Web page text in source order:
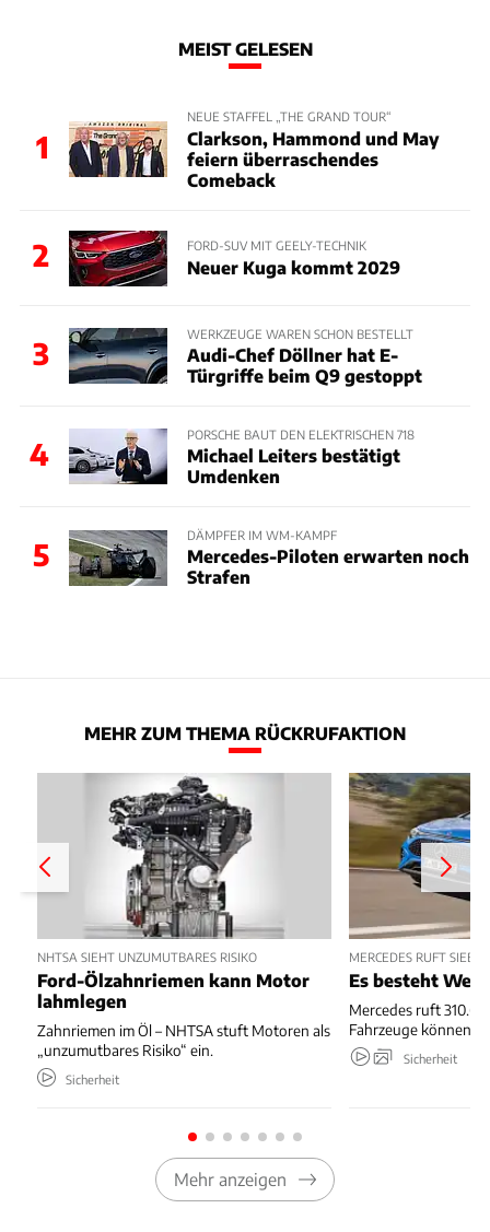
MEIST GELESEN
1
NEUE STAFFEL „THE GRAND TOUR“
Clarkson, Hammond und May
feiern überraschendes
Comeback
2 FORD-SUV MIT GEELY-TECHNIK
Neuer Kuga kommt 2029
3
WERKZEUGE WAREN SCHON BESTELLT
Audi-Chef Döllner hat E-
Türgriffe beim Q9 gestoppt
4
PORSCHE BAUT DEN ELEKTRISCHEN 718
Michael Leiters bestätigt
Umdenken
5
DÄMPFER IM WM-KAMPF
Mercedes-Piloten erwarten noch
Strafen
MEHR ZUM THEMA RÜCKRUFAKTION
NHTSA SIEHT UNZUMUTBARES RISIKO
Ford-Ölzahnriemen kann Motor
lahmlegen
Zahnriemen im Öl – NHTSA stuft Motoren als
„unzumutbares Risiko“ ein.
Sicherheit
MERCEDES RUFT
Es besteht
Mercedes ruft
Fahrzeuge können
Sicherheit
Mehr anzeigen